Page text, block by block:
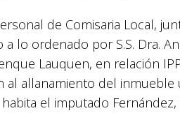
de Comisaria Local,
lo ordenado por S.S. Dra.
Lauquen, en relación
al allanamiento del
el imputado Ferná